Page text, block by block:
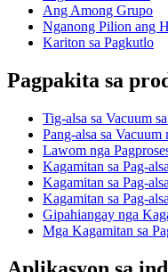
Ang Among Grupo
Nganong Pilion ang
Kariton sa Pagkutlo
Pagpakita sa
Tig-alsa sa Vacuum
Pang-alsa sa
Lawom nga
Kagamitan sa Pag-
Kagamitan sa Pag-
Kagamitan sa Pag-
Gipahiangay nga
Mga Kagamitan sa